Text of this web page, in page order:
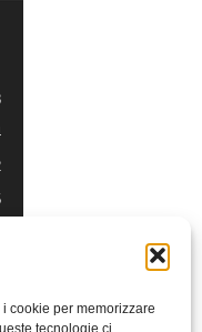
cookie per memorizzare
tecnologie ci